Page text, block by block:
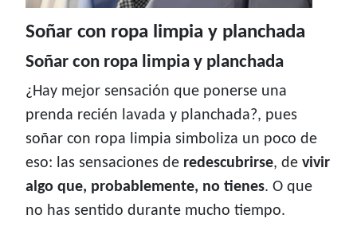
Soñar con ropa limpia y planchada
Soñar con ropa limpia y planchada
¿Hay mejor sensación que ponerse una
prenda recién lavada y planchada?, pues
soñar con ropa limpia simboliza un poco de
eso: las sensaciones de redescubrirse, de vivir
algo que, probablemente, no tienes. O que
no has sentido durante mucho tiempo.